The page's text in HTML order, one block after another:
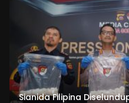
Sianida Filipina